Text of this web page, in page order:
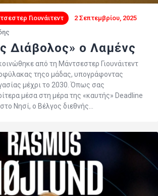
Γιουνάιτεντ
2 Σεπτεμβρίου, 2025
Διάβολος» ο Λαμένς
από τη Μάντσεστερ Γιουνάιτεντ
τηςο μάδας, υπογράφοντας
μέχρι το 2030. Όπως σας
μέσα στη μέρα της «καυτής» Deadline
Νησί, ο Βέλγος διεθνής…